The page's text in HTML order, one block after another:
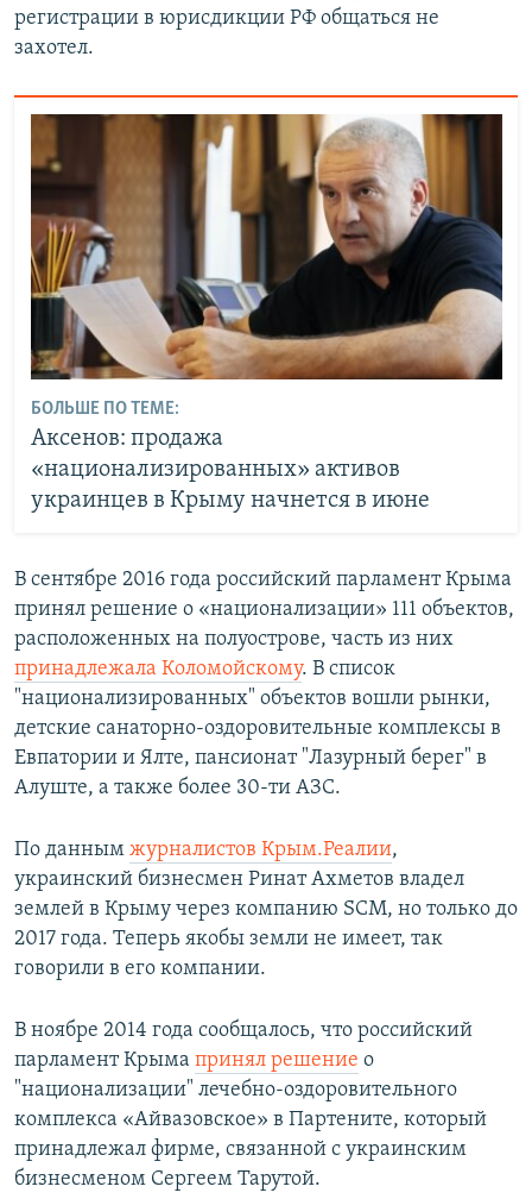
регистрации в юрисдикции РФ общаться не
захотел.
БОЛЬШЕ ПО ТЕМЕ:
Аксенов: продажа
«национализированных» активов
украинцев в Крыму начнется в июне
В сентябре 2016 года российский парламент Крыма
принял решение о «национализации» 111 объектов,
расположенных на полуострове, часть из них
принадлежала Коломойскому. В список
"национализированных" объектов вошли рынки,
детские санаторно-оздоровительные комплексы в
Евпатории и Ялте, пансионат "Лазурный берег" в
Алуште, а также более 30-ти АЗС.
По данным журналистов Крым.Реалии,
украинский бизнесмен Ринат Ахметов владел
землей в Крыму через компанию SCM, но только до
2017 года. Теперь якобы земли не имеет, так
говорили в его компании.
В ноябре 2014 года сообщалось, что российский
парламент Крыма принял решение о
"национализации" лечебно-оздоровительного
комплекса «Айвазовское» в Партените, который
принадлежал фирме, связанной с украинским
бизнесменом Сергеем Тарутой.